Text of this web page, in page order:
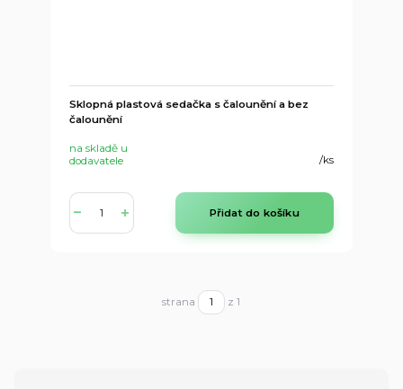
Sklopná plastová sedačka s čalounění a bez
čalounění
/ks
na skladě u
dodavatele
Přidat do košíku
strana z 1